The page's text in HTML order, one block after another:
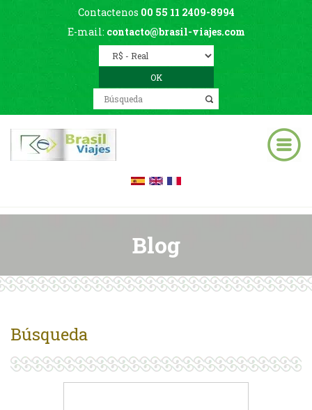
Contactenos 00 55 11 2409-8994
E-mail: contacto@brasil-viajes.com
Blog
Búsqueda